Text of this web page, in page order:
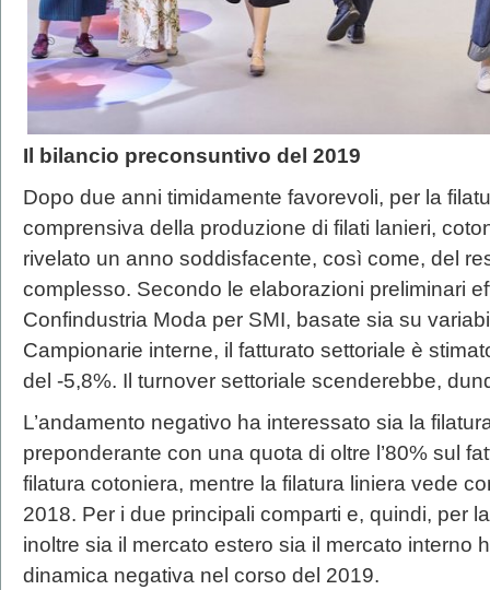
Il bilancio preconsuntivo del 2019
Dopo due anni timidamente favorevoli, per la
comprensiva della produzione di filati lanieri,
rivelato un anno soddisfacente, così come, del
complesso. Secondo le elaborazioni preliminari
Confindustria Moda per SMI, basate sia su
Campionarie interne, il fatturato settoriale è
del -5,8%. Il turnover settoriale scenderebbe,
L’andamento negativo ha interessato sia la
preponderante con una quota di oltre l’80% sul
filatura cotoniera, mentre la filatura liniera vede
2018. Per i due principali comparti e, quindi, per
inoltre sia il mercato estero sia il mercato interno
dinamica negativa nel corso del 2019.